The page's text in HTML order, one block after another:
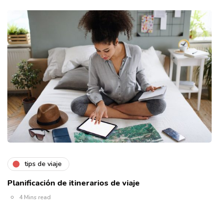
tips de viaje
Planificación de itinerarios de viaje
4 Mins read